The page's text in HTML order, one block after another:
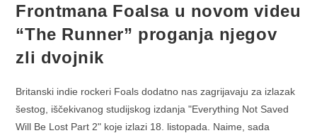
Frontmana Foalsa u novom videu
“The Runner” proganja njegov
zli dvojnik
Britanski indie rockeri Foals dodatno nas zagrijavaju za izlazak
šestog, iščekivanog studijskog izdanja "Everything Not Saved
Will Be Lost Part 2" koje izlazi 18. listopada. Naime, sada